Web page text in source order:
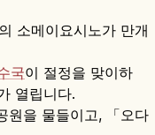
소메이요시노가 만개
국이 절정을 맞이하
열립니다.
원을 물들이고, 「오다